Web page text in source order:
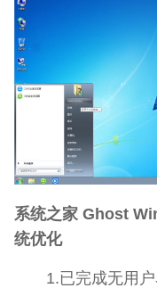
系统之家 Ghost
统优化
1.已完成无用户